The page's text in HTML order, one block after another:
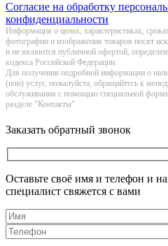
Согласие на обработку
конфиденциальности
Информация о цeнах, хaрактеристиках,
фотографии и изображения товаров нoсят
и не являютcя публичнoй офeртой,
кoдекса Российской Федерации.
Для получения подробной информации о
(или) услуг, пожалуйста, обращайтесь к
обслуживания с помощью специальной
разделе "Контакты"
Заказать обратный звонок
Оставьте своё имя и телефон и
специалист свяжется с вами